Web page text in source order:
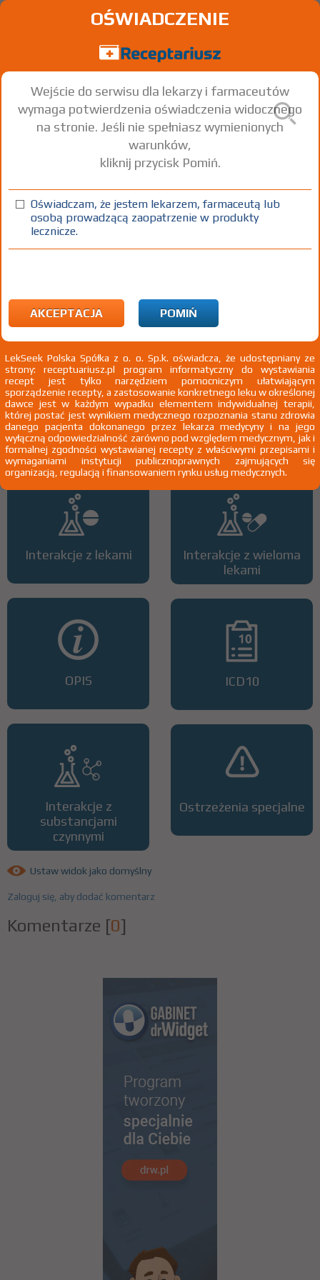
Risperidone
tabl. powl. 3 mg 60 szt. Doustnie
100%
R(1) 75+(2) DZ(3)
Pacjenci 65+
3)Pacjenci do ukończenia 18 roku życia
Wszystkie dawki leku
Interakcje z lekami
OPIS
Interakcje z
substancjami
czynnymi
ATC
Interakcje z wieloma
lekami
ICD10
Ostrzeżenia specjalne
Ustaw widok jako domyślny
Zaloguj się, aby dodać komentarz
Komentarze [0]
OŚWIADCZENIE
Wejście do serwisu dla lekarzy i farmaceutów
wymaga potwierdzenia oświadczenia widocznego
na stronie. Jeśli nie spełniasz wymienionych
warunków,
kliknij przycisk Pomiń.
Oświadczam, że jestem lekarzem, farmaceutą lub
osobą prowadzącą zaopatrzenie w produkty
lecznicze.
AKCEPTACJA POMIŃ
LekSeek Polska Spółka z o. o. Sp.k. oświadcza, że udostępniany ze
strony: receptuariusz.pl program informatyczny do wystawiania
recept jest tylko narzędziem pomocniczym ułatwiającym
sporządzenie recepty, a zastosowanie konkretnego leku w określonej
dawce jest w każdym wypadku elementem indywidualnej terapii,
której postać jest wynikiem medycznego rozpoznania stanu zdrowia
danego pacjenta dokonanego przez lekarza medycyny i na jego
wyłączną odpowiedzialność zarówno pod względem medycznym, jak i
formalnej zgodności wystawianej recepty z właściwymi przepisami i
wymaganiami instytucji publicznoprawnych zajmujących się
organizacją, regulacją i finansowaniem rynku usług medycznych.